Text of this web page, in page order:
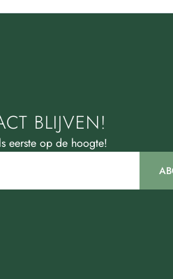
BLIJVEN!
eerste op de hoogte!